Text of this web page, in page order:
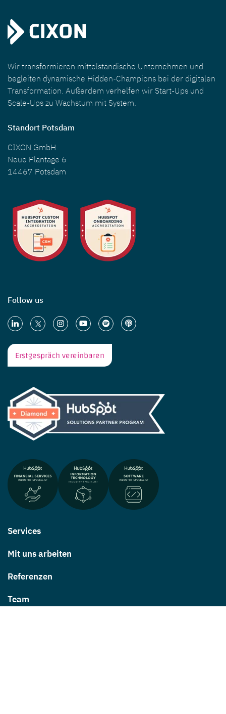
Wir transformieren mittelständische Unternehmen und
begleiten dynamische Hidden-Champions bei der digitalen
Transformation. Außerdem verhelfen wir Start-Ups und
Scale-Ups zu Wachstum mit System.
Standort Potsdam
CIXON GmbH
Neue Plantage 6
14467 Potsdam
Follow us
Erstgespräch vereinbaren
Services
Mit uns arbeiten
Referenzen
Team